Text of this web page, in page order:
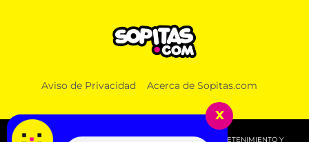
Aviso de Privacidad Acerca de Sopitas.com
© 2026 SOPITAS.COM - MÚSICA, NOTICIAS, DEPORTES, ENTRETENIMIENTO Y
x